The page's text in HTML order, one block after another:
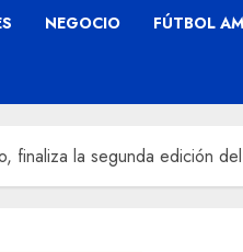
NEGOCIO FÚTBOL
finaliza la segunda edición